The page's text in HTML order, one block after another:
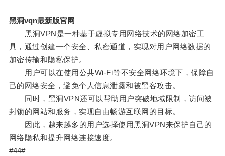
黑洞vqn最新版官网
黑洞VPN是一种基于虚拟专用网络技术的网络加密工
具，通过创建一个安全、私密通道，实现对用户网络数据的
加密传输和隐私保护。
用户可以在使用公共Wi-Fi等不安全网络环境下，保障自
己的网络安全，避免个人信息泄露和被黑客攻击。
同时，黑洞VPN还可以帮助用户突破地域限制，访问被
封锁的网站和服务，实现自由畅游互联网的目标。
因此，越来越多的用户选择使用黑洞VPN来保护自己的
网络隐私和提升网络连接速度。
#44#